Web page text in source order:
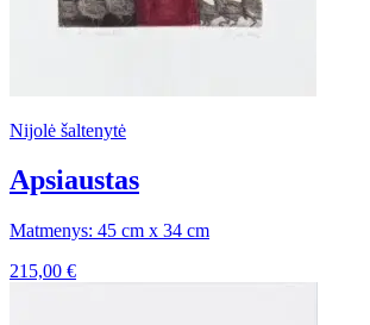
Nijolė šaltenytė
Apsiaustas
Matmenys: 45 cm x 34 cm
215,00 €